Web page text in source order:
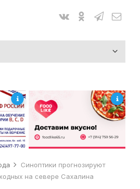
Синоптики прогнозируют
на севере Сахалина